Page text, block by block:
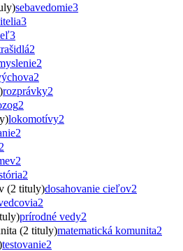
sebavedomie3
3
3
2
2
2
rozprávky2
2
lokomotívy2
2
2
2
2
(2 tituly)dosahovanie cieľov2
2
prírodné vedy2
(2 tituly)matematická komunita2
testovanie2